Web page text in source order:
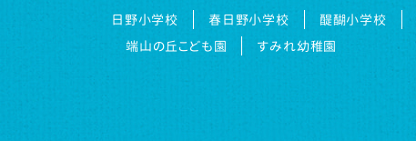
日野小学校 春日野小学校 醍醐小学校
端山の丘こども園
すみれ幼稚園